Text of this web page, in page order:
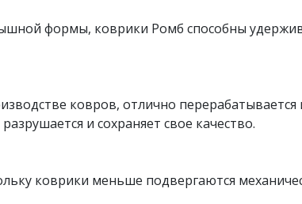
формы, коврики Ромб способны
ковров, отлично перерабатывается
и сохраняет свое качество.
коврики меньше подвергаются